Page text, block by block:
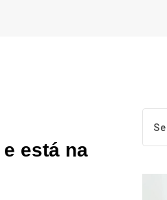
está na